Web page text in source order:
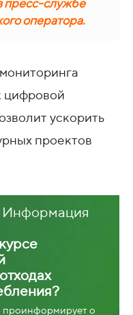
пресс-службе
оператора.
цифровой
ускорить
проектов
Информация
о